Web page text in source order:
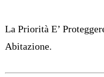
La Priorità E’
Abitazione.